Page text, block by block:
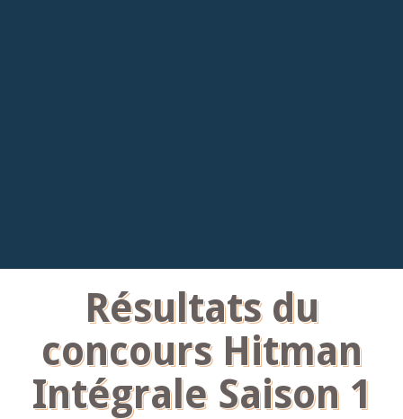
Résultats du
concours Hitman
Intégrale Saison 1